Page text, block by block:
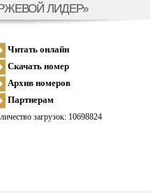
ЛИДЕР»
Читать онлайн
Скачать номер
Архив номеров
Партнерам
загрузок: 10698824